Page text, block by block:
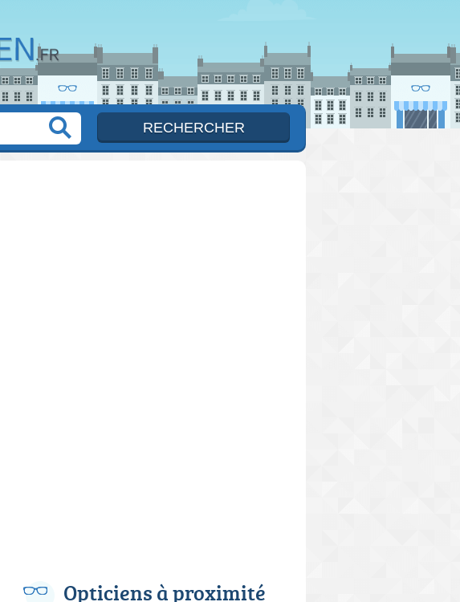
Opticiens à proximité